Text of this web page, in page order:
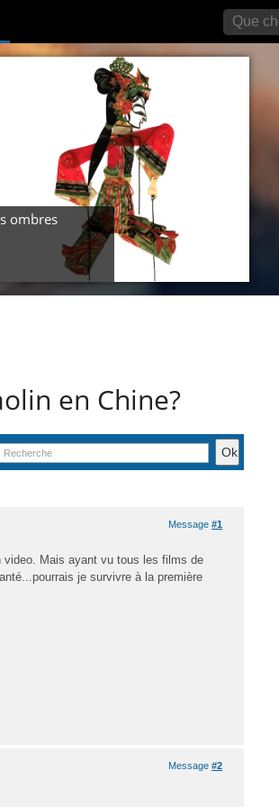
ombres
en Chine?
Message#1
video. Mais ayant vu tous les films de
je survivre à la première
Message#2